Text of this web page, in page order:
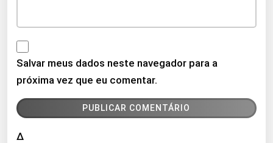
Salvar meus dados neste navegador para a
próxima vez que eu comentar.
Δ